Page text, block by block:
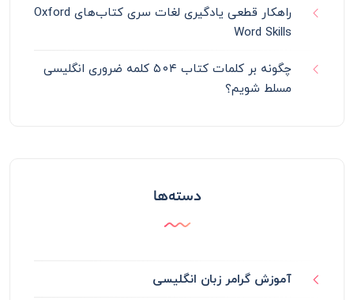
راهکار قطعی یادگیری لغات سری کتاب‌های Oxford
Word Skills
چگونه بر کلمات کتاب ۵۰۴ کلمه ضروری انگلیسی
مسلط شویم؟
دسته‌ها
آموزش گرامر زبان انگلیسی